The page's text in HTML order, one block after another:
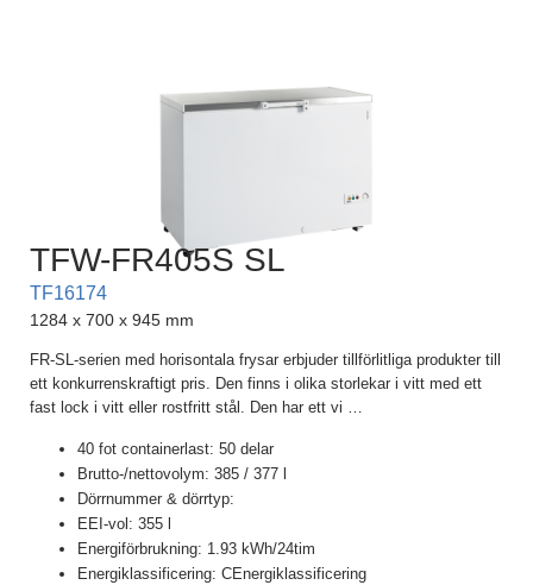
TFW-FR405S SL
TF16174
1284 x 700 x 945 mm
FR-SL-serien med horisontala frysar erbjuder tillförlitliga produkter till
ett konkurrenskraftigt pris. Den finns i olika storlekar i vitt med ett
fast lock i vitt eller rostfritt stål. Den har ett vi …
40 fot containerlast: 50 delar
Brutto-/nettovolym: 385 / 377 l
Dörrnummer & dörrtyp:
EEI-vol: 355 l
Energiförbrukning: 1.93 kWh/24tim
Energiklassificering: CEnergiklassificering